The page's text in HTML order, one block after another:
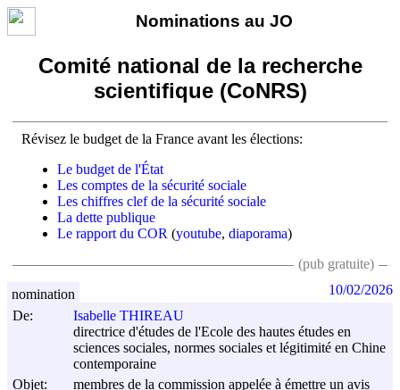
Nominations au JO
Comité national de la recherche
scientifique (CoNRS)
Révisez le budget de la France avant les élections:
Le budget de l'État
Les comptes de la sécurité sociale
Les chiffres clef de la sécurité sociale
La dette publique
Le rapport du COR (youtube, diaporama)
(pub gratuite)
De:
Isabelle THIREAU
directrice d'études de l'Ecole des hautes études en
sciences sociales, normes sociales et légitimité en Chine
contemporaine
Objet:
membres de la commission appelée à émettre un avis
nomination 10/02/2026